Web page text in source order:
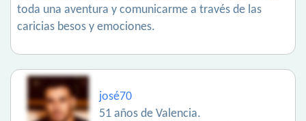
toda una aventura y comunicarme a través de las
caricias besos y emociones.
josé70
51 años de Valencia.